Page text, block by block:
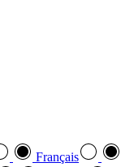
Français